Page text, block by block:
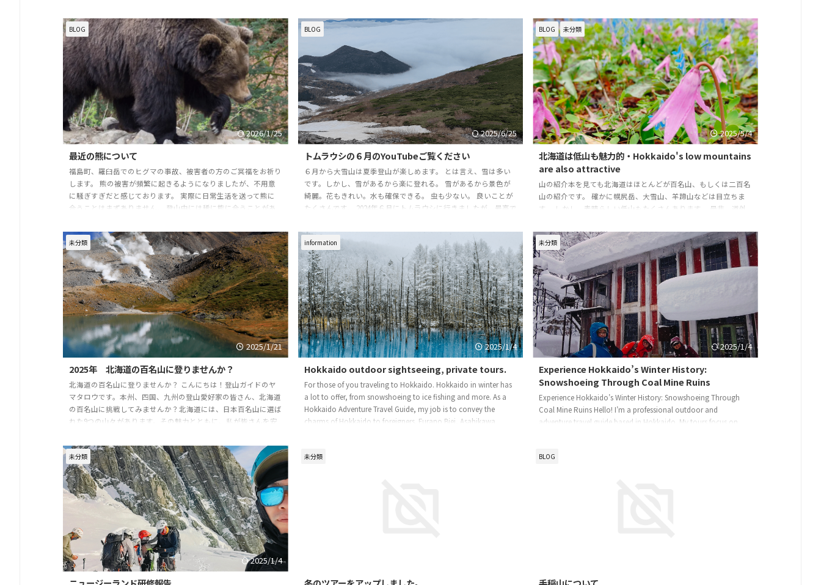
ネ、シカ、クマが住む広大な大自然を登山ガイドと一緒に登りま
せんか？ また、岩見沢市で民泊もしていますので登山ツアーの
前泊、後泊も対応できます。 是非お待ちしております。
岳、トムラウシの前泊や後泊にも是非ご利用ください。 ツアー
参加者は一泊4000円（寝具あり） 3000円（寝具なしご自分のシ
ュラフ使用）です。 徒歩圏内にコンビニ、居酒屋もあります。
是非、ご利用ください ...
BLOG
2026/1/25
最近の熊について
福島町、羅臼岳でのヒグマの事故、被害者の方のご冥福をお祈り
します。 熊の被害が頻繁に起きるようになりましたが、不用意
に騒ぎすぎだと感じております。 実際に日常生活を送って熊に
合うことはまずありません。 登山中には稀に熊に合うことがあ
ともありましたが、正しい行動を心がけていれば特に問題はあり
ません。 しかしながら、ここ最近は異常個体の出現率が高まっ
ているのはニュースを見る限り確かに感じます。 異常個体＝人
を襲う可能性のある熊 異常個体を作らない人間 ...
BLOG
2025/6/25
トムラウシの６月のYouTubeご覧ください
６月から大雪山は夏季登山が楽しめます。 とは言え、雪は多い
です。しかし、雪があるから楽に登れる。 雪があるから景色が
綺麗。花もきれい。水も確保できる。 虫も少ない。 良いことが
たくさんです。 2024年６月にトムラウシに行きましたが、最高で
ラウシ登山 ２０２５年は６月に旭岳～トムラウシツアーを行い
ます。 参加者募集中です。 幌尻山の予約はほぼ埋まってしまい
ましたが、7/4～のツアーは サブガイドを追加し、定員２名増や
しましたよ！ 予約はお早 ...
BLOG 未分類
2025/5/4
北海道は低山も魅力的・Hokkaido's low mountains
are also attractive
山の紹介本を見ても北海道はほとんどが百名山、もしくは二百名
山の紹介です。 確かに幌尻岳、大雪山、羊蹄山などは目立ちま
す。 しかし、素晴らしい低山もたくさんあります。 是非、道外
いうと 「高緯度なので、高山植物が簡単に見れる」 例えば、
1000ｍくらいの北海道の山では本州の2000ｍ以上に咲く花を見る
ことができます。 わざわざ高い山に登らなくても良いんです。
ただ、見頃は５月、６月です。早い時期に低山で花を見て、夏に
大雪山などの高山でもう一度見る。 ...
未分類
2025/1/21
2025年 北海道の百名山に登りませんか？
北海道の百名山に登りませんか？ こんにちは！登山ガイドのヤ
マタロウです。本州、四国、九州の登山愛好家の皆さん、北海道
の百名山に挑戦してみませんか？北海道には、日本百名山に選ば
れた9つの山々があります。その魅力とともに、私が皆さんを安
（1,721m） 日本最北の百名山、利尻山。海からそびえ立つ独立
峰で、その美しさから“利尻富士”とも呼ばれています。稜線から
は360度の絶景が広がり、日本海と利尻島の大自然を一望できま
す。 羊蹄山（1,898m） 北海道 ...
information
2025/1/4
Hokkaido outdoor sightseeing, private tours.
For those of you traveling to Hokkaido. Hokkaido in winter has
a lot to offer, from snowshoeing to ice fishing and more. As a
Hokkaido Adventure Travel Guide, my job is to convey the
charms of Hokkaido to foreigners. Furano Biei, Asahikawa
未分類
2025/1/4
Experience Hokkaido’s Winter History:
Snowshoeing Through Coal Mine Ruins
Experience Hokkaido’s Winter History: Snowshoeing Through
Coal Mine Ruins Hello! I’m a professional outdoor and
adventure travel guide based in Hokkaido. My tours focus on
未分類
2025/1/4
未分類 BLOG